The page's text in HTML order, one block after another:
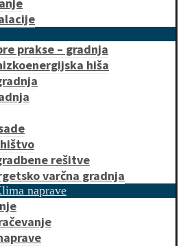
prakse – gradnja
hiša
rešitve
varčna gradnja
naprave